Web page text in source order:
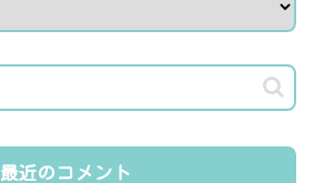
最近のコメント